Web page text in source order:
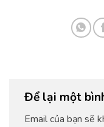
Để lại một
Email của bạn sẽ